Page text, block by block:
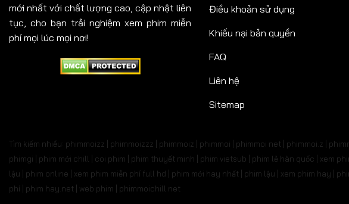
mới nhất với chất lượng cao, cập nhật liên
tục, cho bạn trải nghiệm xem phim miễn
phí mọi lúc mọi nơi!
Điều khoản sử dụng
Khiếu nại bản quyền
FAQ
Liên hệ
Sitemap
Tìm kiếm nhiều: phimmoizz | phimmoizzz | phimmoiz | phimmoi | phimmoi net | phimmoi.z |
phimgi | phim mới chill | coi phim | phim thuyết minh | phim vietsub | phim lẻ hàn quốc | xem
lậu | phim online | xem phim miễn phí full hd | phim mới hay nhất | phim lậu | xem phim hay |
phí | phim hay.net | web phim | phimmoichill net